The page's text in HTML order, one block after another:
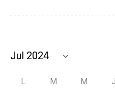
L M M J